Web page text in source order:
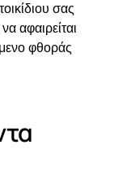
σας
αφαιρείται
φθοράς